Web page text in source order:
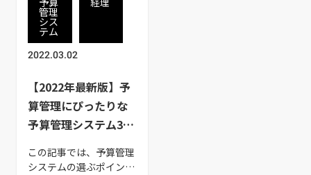
管理
シス
テム
2022.03.02
【2022年最新版】予
算管理にぴったりな
予算管理システム30
この記事では、予算管理
システムの選ぶポイント